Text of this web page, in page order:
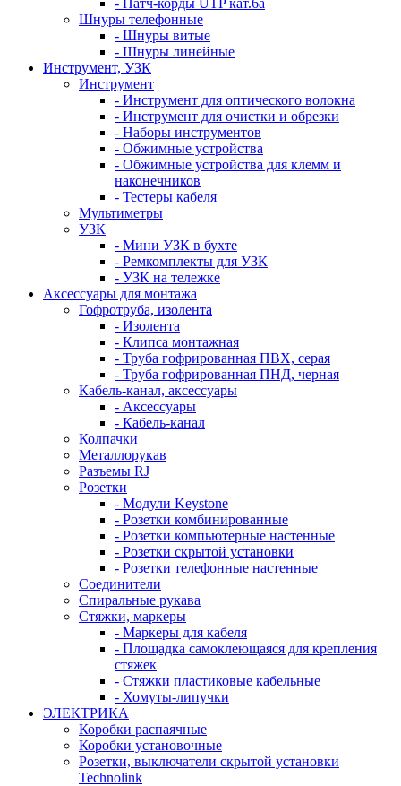
- Патч-корды UTP кат.6а
Шнуры телефонные
- Шнуры витые
- Шнуры линейные
Инструмент, УЗК
Инструмент
- Инструмент для оптического волокна
- Инструмент для очистки и обрезки
- Наборы инструментов
- Обжимные устройства
- Обжимные устройства для клемм и
наконечников
- Тестеры кабеля
Мультиметры
УЗК
- Мини УЗК в бухте
- Ремкомплекты для УЗК
- УЗК на тележке
Аксессуары для монтажа
Гофротруба, изолента
- Изолента
- Клипса монтажная
- Труба гофрированная ПВХ, серая
- Труба гофрированная ПНД, черная
Кабель-канал, аксессуары
- Аксессуары
- Кабель-канал
Колпачки
Металлорукав
Разъемы RJ
Розетки
- Модули Keystone
- Розетки комбинированные
- Розетки компьютерные настенные
- Розетки скрытой установки
- Розетки телефонные настенные
Соединители
Спиральные рукава
Стяжки, маркеры
- Маркеры для кабеля
- Площадка самоклеющаяся для крепления
стяжек
- Стяжки пластиковые кабельные
- Хомуты-липучки
ЭЛЕКТРИКА
Коробки распаячные
Коробки установочные
Розетки, выключатели скрытой установки
Technolink